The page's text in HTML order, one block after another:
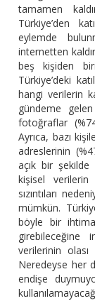
tamamen
Türkiye’den
eylemde
internetten
beş kişiden
Türkiye’deki
hangi verilerin
gündeme
fotoğraflar
Ayrıca, bazı
adreslerinin
açık bir
kişisel
sızıntıları
mümkün.
böyle bir
girebileceğine
verilerinin olası
Neredeyse her
endişe